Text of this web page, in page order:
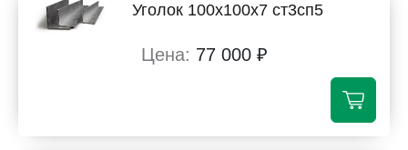
Уголок 100х100х7 ст3сп5
77 000 ₽